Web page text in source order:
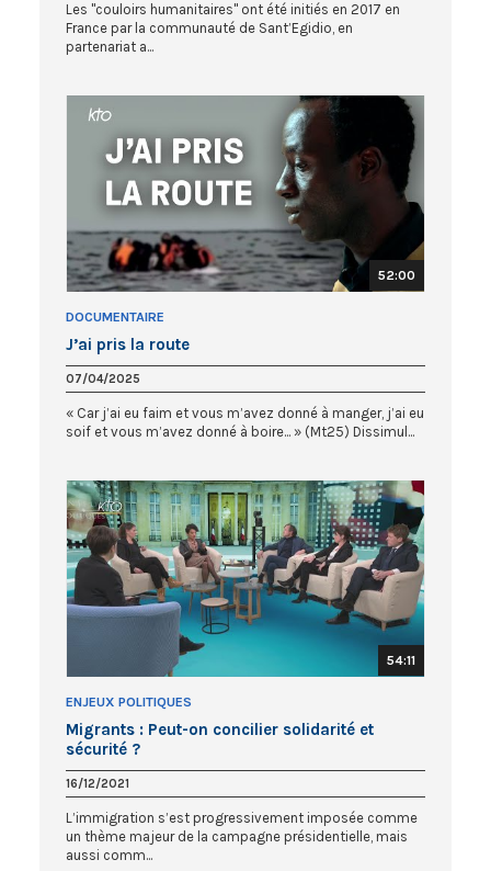
Les "couloirs humanitaires" ont été initiés en 2017 en
France par la communauté de Sant’Egidio, en
partenariat a...
52:00
DOCUMENTAIRE
J’ai pris la route
07/04/2025
« Car j’ai eu faim et vous m’avez donné à manger, j’ai eu
soif et vous m’avez donné à boire... » (Mt25) Dissimul...
54:11
ENJEUX POLITIQUES
Migrants : Peut-on concilier solidarité et
sécurité ?
16/12/2021
L’immigration s’est progressivement imposée comme
un thème majeur de la campagne présidentielle, mais
aussi comm...